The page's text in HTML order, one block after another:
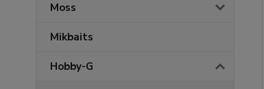
Moss
Mikbaits
Hobby-G